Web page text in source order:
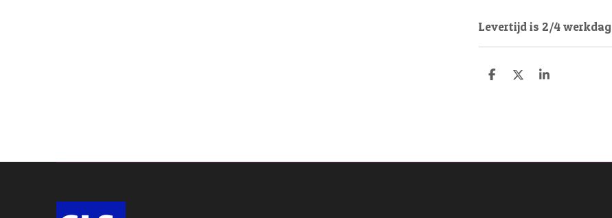
Levertijd is 2/4
D
D
S